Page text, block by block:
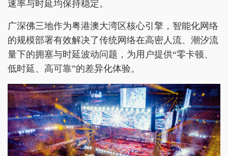
速率与时延均保持稳定。
广深佛三地作为粤港澳大湾区核心引擎，智能化网络
的规模部署有效解决了传统网络在高密人流、潮汐流
量下的拥塞与时延波动问题，为用户提供“零卡顿、
低时延、高可靠”的差异化体验。